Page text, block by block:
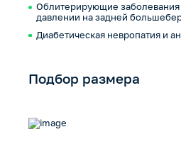
Облитерирующие заболевания
давлении на задней
Диабетическая невропатия и
Подбор размера